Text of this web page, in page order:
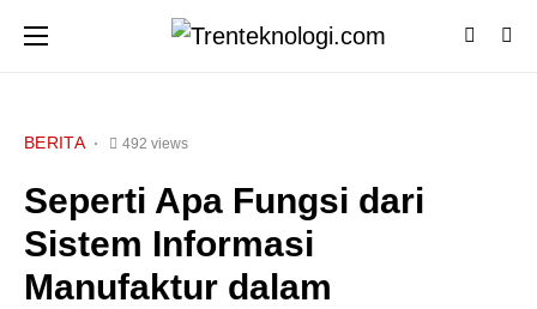
BERITA 492 views
Seperti Apa Fungsi dari
Sistem Informasi
Manufaktur dalam